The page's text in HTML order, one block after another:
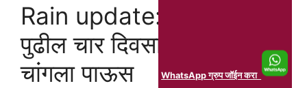
Rain update: महाराष्ट्रात
पुढील चार दिवसात पडणार का
चांगला पाऊस
WhatsApp ग्रुप जॉईन करा